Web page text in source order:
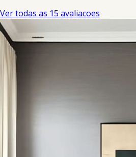
Ver todas as 15 avaliacoes